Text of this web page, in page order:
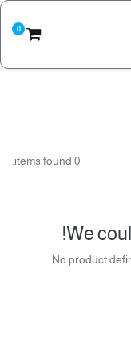
0
0 items found.
We
No product